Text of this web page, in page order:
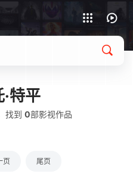
特平
找到 0部影视作品
页 尾页